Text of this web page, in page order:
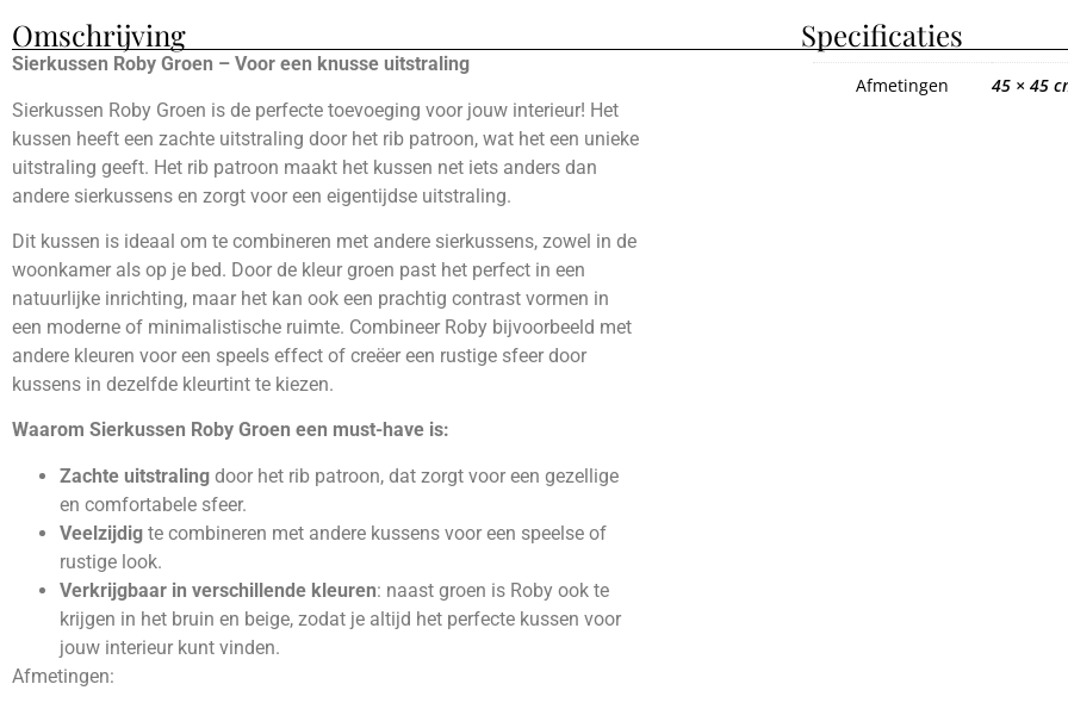
Omschrijving
Sierkussen Roby Groen – Voor een knusse uitstraling
Sierkussen Roby Groen is de perfecte toevoeging voor jouw interieur! Het
kussen heeft een zachte uitstraling door het rib patroon, wat het een unieke
uitstraling geeft. Het rib patroon maakt het kussen net iets anders dan
andere sierkussens en zorgt voor een eigentijdse uitstraling.
Dit kussen is ideaal om te combineren met andere sierkussens, zowel in de
woonkamer als op je bed. Door de kleur groen past het perfect in een
natuurlijke inrichting, maar het kan ook een prachtig contrast vormen in
een moderne of minimalistische ruimte. Combineer Roby bijvoorbeeld met
andere kleuren voor een speels effect of creëer een rustige sfeer door
kussens in dezelfde kleurtint te kiezen.
Waarom Sierkussen Roby Groen een must-have is:
Zachte uitstraling door het rib patroon, dat zorgt voor een gezellige
en comfortabele sfeer.
Veelzijdig te combineren met andere kussens voor een speelse of
rustige look.
Verkrijgbaar in verschillende kleuren: naast groen is Roby ook te
krijgen in het bruin en beige, zodat je altijd het perfecte kussen voor
jouw interieur kunt vinden.
Afmetingen:
Specificaties
Afmetingen 45 × 45